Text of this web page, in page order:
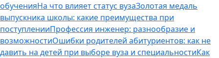
обученияНа что влияет статус вузаЗолотая медаль
выпускника школы: какие преимущества при
поступленииПрофессия инженер: разнообразие и
возможностиОшибки родителей абитуриентов: как не
давить на детей при выборе вуза и специальностиКак